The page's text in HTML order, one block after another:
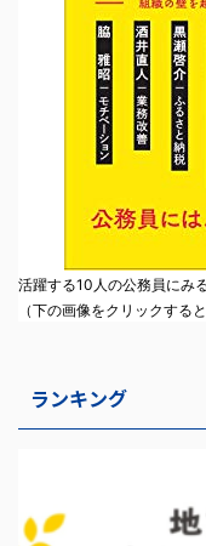
活躍する10人の公務員にみ
（下の画像をクリックする
ランキング